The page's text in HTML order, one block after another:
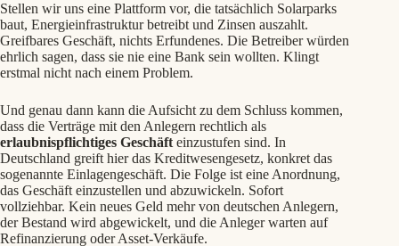
Stellen wir uns eine Plattform vor, die tatsächlich Solarparks
baut, Energieinfrastruktur betreibt und Zinsen auszahlt.
Greifbares Geschäft, nichts Erfundenes. Die Betreiber würden
ehrlich sagen, dass sie nie eine Bank sein wollten. Klingt
erstmal nicht nach einem Problem.
Und genau dann kann die Aufsicht zu dem Schluss kommen,
dass die Verträge mit den Anlegern rechtlich als
erlaubnispflichtiges Geschäft einzustufen sind. In
Deutschland greift hier das Kreditwesengesetz, konkret das
sogenannte Einlagengeschäft. Die Folge ist eine Anordnung,
das Geschäft einzustellen und abzuwickeln. Sofort
vollziehbar. Kein neues Geld mehr von deutschen Anlegern,
der Bestand wird abgewickelt, und die Anleger warten auf
Refinanzierung oder Asset-Verkäufe.